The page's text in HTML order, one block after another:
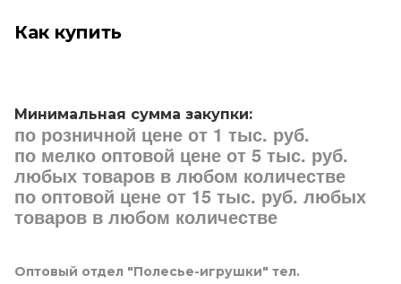
Как купить
Минимальная сумма закупки:
по розничной цене от 1 тыс. руб.
по мелко оптовой цене от 5 тыс. руб.
любых товаров в любом количестве
по оптовой цене от 15 тыс. руб. любых
товаров в любом количестве
Оптовый отдел "Полесье-игрушки" тел.